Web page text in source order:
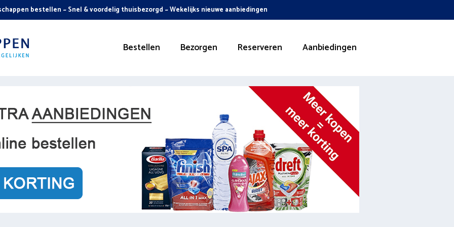
bestellen ~ Snel & voordelig thuisbezorgd ~ Wekelijks nieuwe aanbiedingen
Bestellen Bezorgen Reserveren Aanbiedingen